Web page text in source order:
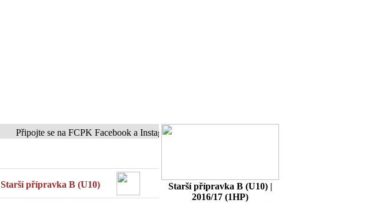
Připojte se na FCPK Facebook a Instagram a buďte s námi online...
Starší přípravka B (U10)
Starší přípravka B (U10) |
2016/17 (1HP)